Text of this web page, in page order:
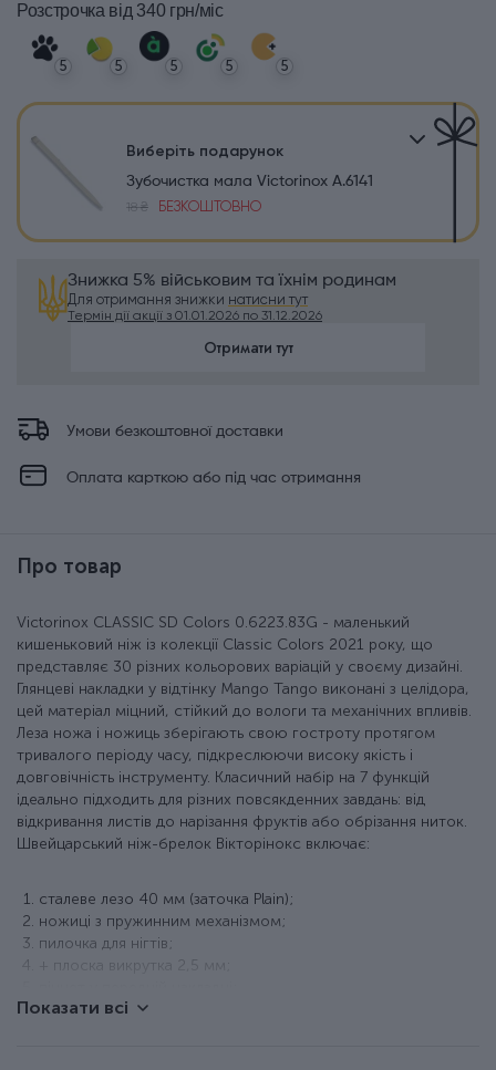
Розстрочка від 340 грн/міс
5 5 5 5 5
Виберіть подарунок
Зубочистка мала Victorinox A.6141
18 ₴
БЕЗКОШТОВНО
Знижка 5% військовим та їхнім родинам
Для отримання знижки натисни тут
Термін дії акції з 01.01.2026 по 31.12.2026
Отримати тут
Умови безкоштовної доставки
Оплата карткою або під час отримання
Про товар
Victorinox CLASSIC SD Colors 0.6223.83G - маленький
кишеньковий ніж із колекції Classic Colors 2021 року, що
представляє 30 різних кольорових варіацій у своєму дизайні.
Глянцеві накладки у відтінку Mango Tango виконані з целідора,
цей матеріал міцний, стійкий до вологи та механічних впливів.
Леза ножа і ножиць зберігають свою гостроту протягом
тривалого періоду часу, підкреслюючи високу якість і
довговічність інструменту. Класичний набір на 7 функцій
ідеально підходить для різних повсякденних завдань: від
відкривання листів до нарізання фруктів або обрізання ниток.
Швейцарський ніж-брелок Вікторінокс включає:
сталеве лезо 40 мм (заточка Plain);
ножиці з пружинним механізмом;
пилочка для нігтів;
+ плоска викрутка 2,5 мм;
пластикова зубочистка;
Показати всі